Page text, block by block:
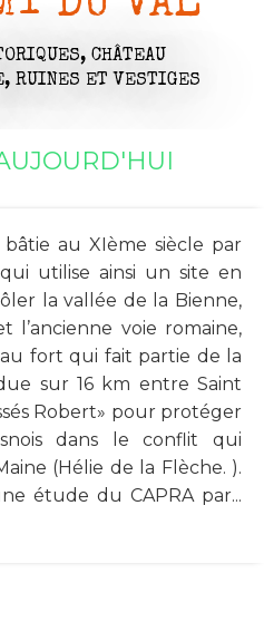
CHÂTEAU
RUINES ET VESTIGES
bâtie au XIème siècle par
utilise ainsi un site en
la vallée de la Bienne,
l’ancienne voie romaine,
fort qui fait partie de la
sur 16 km entre Saint
Robert» pour protéger
dans le conflit qui
(Hélie de la Flèche. ).
étude du CAPRA par...